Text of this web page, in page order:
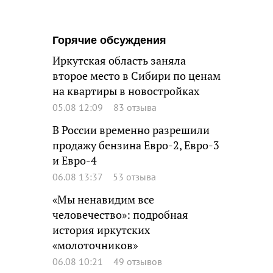
Горячие обсуждения
Иркутская область заняла
второе место в Сибири по ценам
на квартиры в новостройках
05.08 12:09 83 отзыва
В России временно разрешили
продажу бензина Евро-2, Евро-3
и Евро-4
06.08 13:37 53 отзыва
«Мы ненавидим все
человечество»: подробная
история иркутских
«молоточников»
06.08 10:21 49 отзывов